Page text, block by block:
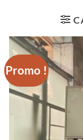
Promo !